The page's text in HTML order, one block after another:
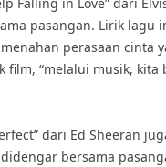
pasangan. Lirik lagu
perasaan cinta
film, “melalui musik,
dari Ed Sheeran
bersama